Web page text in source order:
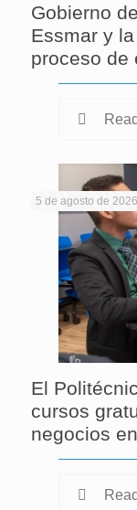
Gobierno
Essmar y
proceso de
5 de agosto de 2026
El
cursos
negocios